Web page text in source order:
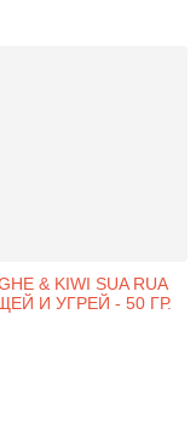
& KIWI SUA RUA
И УГРЕЙ - 50 ГР.